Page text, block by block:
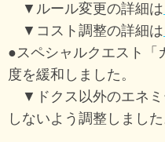
▼ルール変更の詳細は
▼コスト調整の詳細は
●スペシャルクエスト「
度を緩和しました。
▼ドクス以外のエネミ
しないよう調整しました